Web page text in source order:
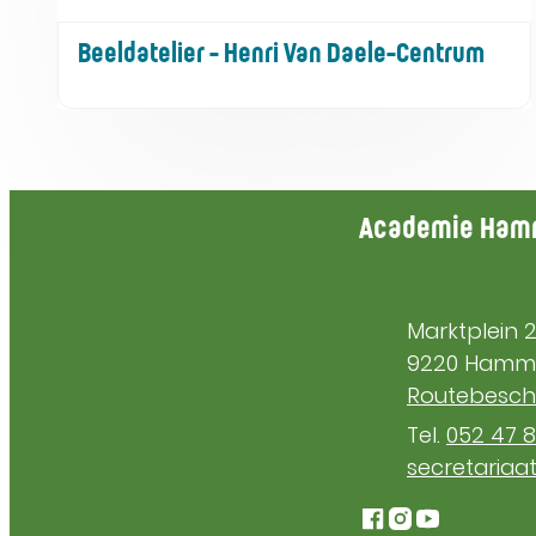
Beeldatelier - Henri Van Daele-Centrum
Contact &
Academie
AdresMarktplein
,9220
052 47
E-mailsecretariaat